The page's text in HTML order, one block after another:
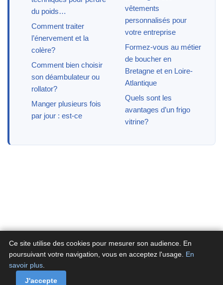
du poids…
Comment traiter
l’énervement et la
colère?
Comment bien choisir
son déambulateur ou
rollator?
Manger plusieurs fois
par jour : est-ce
vêtements
personnalisés pour
votre entreprise
Formez-vous au métier
de boucher en
Bretagne et en Loire-
Atlantique
Quels sont les
avantages d’un frigo
vitrine?
A propos
Politique de cookies de Fluxenet.fr
Ce site utilise des cookies pour mesurer son audience. En
poursuivant votre navigation, vous en acceptez l'usage. En
savoir plus
J'accepte